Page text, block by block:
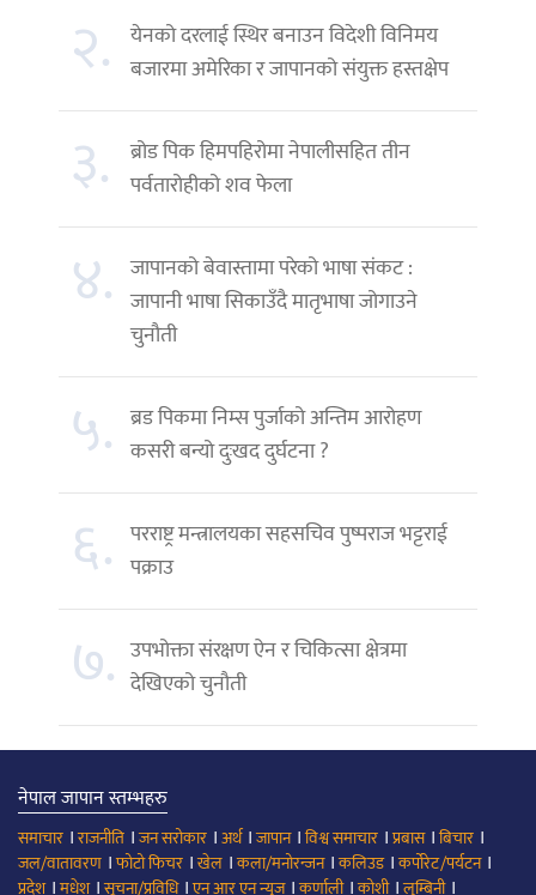
२. येनको दरलाई स्थिर बनाउन विदेशी विनिमय
बजारमा अमेरिका र जापानको संयुक्त हस्तक्षेप
३.
ब्रोड पिक हिमपहिरोमा नेपालीसहित तीन
पर्वतारोहीको शव फेला
४. जापानको बेवास्तामा परेको भाषा संकट :
जापानी भाषा सिकाउँदै मातृभाषा जोगाउने
चुनौती
५. ब्रड पिकमा निम्स पुर्जाको अन्तिम आरोहण
कसरी बन्यो दुःखद दुर्घटना ?
६. परराष्ट्र मन्त्रालयका सहसचिव पुष्पराज भट्टराई
पक्राउ
७. उपभोक्ता संरक्षण ऐन र चिकित्सा क्षेत्रमा
देखिएको चुनौती
नेपाल जापान स्तम्भहरु
समाचार ।राजनीति ।जन सरोकार ।अर्थ।जापान।विश्व समाचार ।प्रबास।बिचार ।
जल/वातावरण ।फोटो फिचर ।खेल ।कला/मनोरन्जन।कलिउड।कर्पोरेट/पर्यटन।
प्रदेश मधेश सूचना/प्रविधि एन आर एन न्युज कर्णाली कोशी लुम्बिनी